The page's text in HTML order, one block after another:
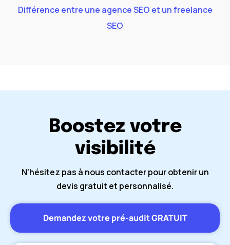
Différence entre une agence SEO et un freelance
SEO
Boostez votre
visibilité
N’hésitez pas à nous contacter pour obtenir un
devis gratuit et personnalisé.
Demandez votre pré-audit GRATUIT